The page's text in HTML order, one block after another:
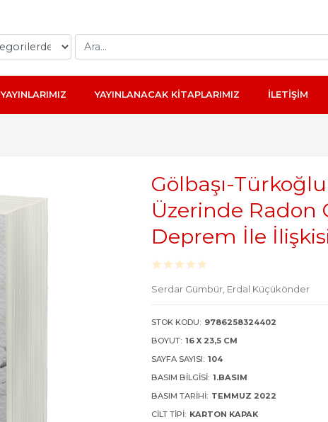
YAYINLARIMIZ YAYINLANACAK KİTAPLARIMIZ İLETİŞİM
Gölbaşı-
Üzerinde Radon
Deprem İle
Serdar Gümbür, Erdal Küçükönder
STOK KODU: 9786258324402
BOYUT: 16 X 23,5 CM
SAYFA SAYISI: 104
BASIM BILGISI: 1.BASIM
BASIM TARIHI: TEMMUZ 2022
CILT TIPI: KARTON KAPAK